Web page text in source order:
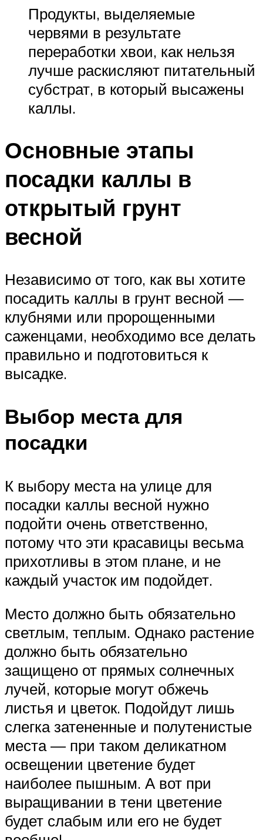
Продукты, выделяемые
червями в результате
переработки хвои, как нельзя
лучше раскисляют питательный
субстрат, в который высажены
каллы.
Основные этапы
посадки каллы в
открытый грунт
весной
Независимо от того, как вы хотите
посадить каллы в грунт весной —
клубнями или пророщенными
саженцами, необходимо все делать
правильно и подготовиться к
высадке.
Выбор места для
посадки
К выбору места на улице для
посадки каллы весной нужно
подойти очень ответственно,
потому что эти красавицы весьма
прихотливы в этом плане, и не
каждый участок им подойдет.
Место должно быть обязательно
светлым, теплым. Однако растение
должно быть обязательно
защищено от прямых солнечных
лучей, которые могут обжечь
листья и цветок. Подойдут лишь
слегка затененные и полутенистые
места — при таком деликатном
освещении цветение будет
наиболее пышным. А вот при
выращивании в тени цветение
будет слабым или его не будет